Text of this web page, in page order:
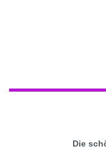
Die